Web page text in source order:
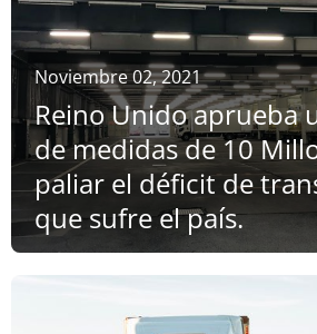
Noviembre 02, 2021
Reino Unido aprueba
de medidas de 10
paliar el déficit de
que sufre el país.